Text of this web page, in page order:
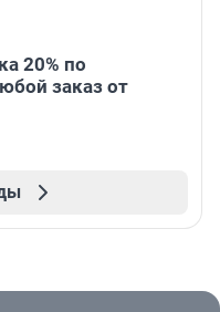
20% по
заказ от